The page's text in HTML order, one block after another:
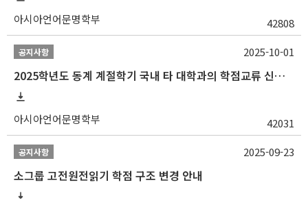
아시아언어문명학부 42808
공지사항
2025학년도 동계 계절학기 국내 타 대학과의 학점교류 신청 안내
아시아언어문명학부 42031
2025-10-01
공지사항
소그룹 고전원전읽기 학점 구조 변경 안내
2025-09-23